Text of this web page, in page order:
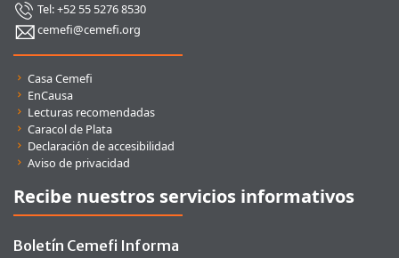
Tel: +52 55 5276 8530
cemefi@cemefi.org
Enlaces rápidos
Casa Cemefi
EnCausa
Lecturas recomendadas
Caracol de Plata
Declaración de accesibilidad
Aviso de privacidad
Recibe nuestros servicios informativos
Boletín Cemefi Informa